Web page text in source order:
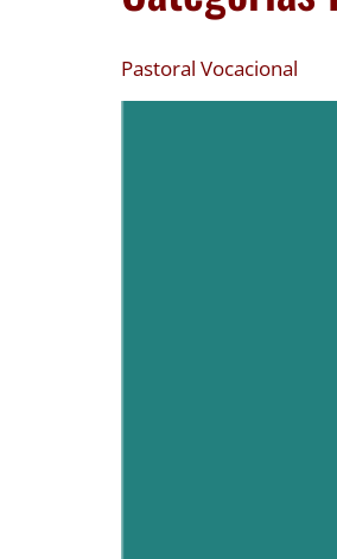
Pastoral Vocacional